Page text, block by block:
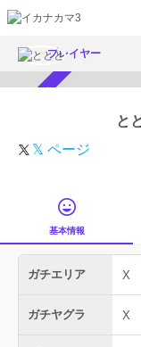
プレイヤー
と
𝕏 ページ
基本情報
ガチエリア X
ガチヤグラ X